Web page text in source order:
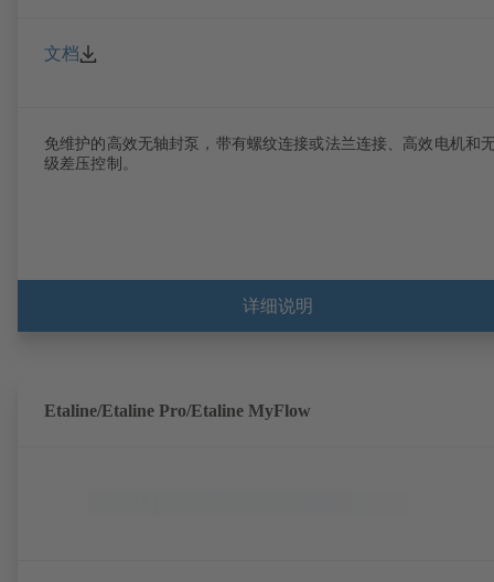
文档
免维护的高效无轴封泵，带有螺纹连接或法兰连接、高效电机和
级差压控制。
详细说明
Etaline/Etaline Pro/Etaline MyFlow